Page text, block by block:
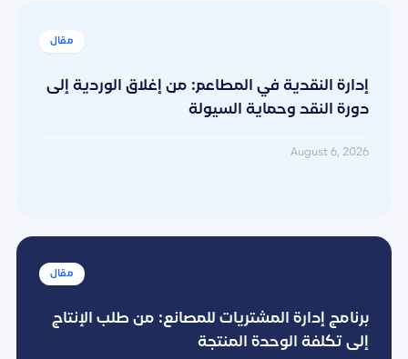
إدارة النقدية في المطاعم: من إغلاق الوردية إلى
دورة النقد وحماية السيولة
August 6, 2026
برنامج إدارة المشتريات للمصانع: من طلب الإنتاج
إلى تكلفة الوحدة المنتجة